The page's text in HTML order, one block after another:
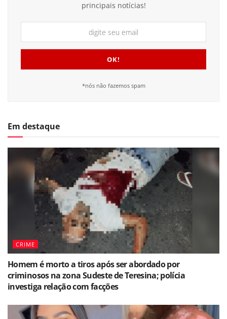
principais notícias!
*nós não fazemos spam
Em destaque
CRIME
Homem é morto a tiros após ser abordado por
criminosos na zona Sudeste de Teresina; polícia
investiga relação com facções